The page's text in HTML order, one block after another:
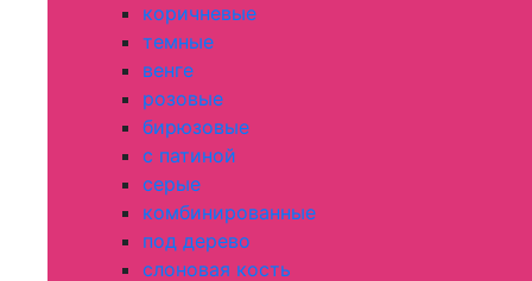
коричневые
темные
венге
розовые
бирюзовые
с патиной
серые
комбинированные
под дерево
слоновая кость